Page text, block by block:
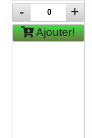
- +
Ajouter!